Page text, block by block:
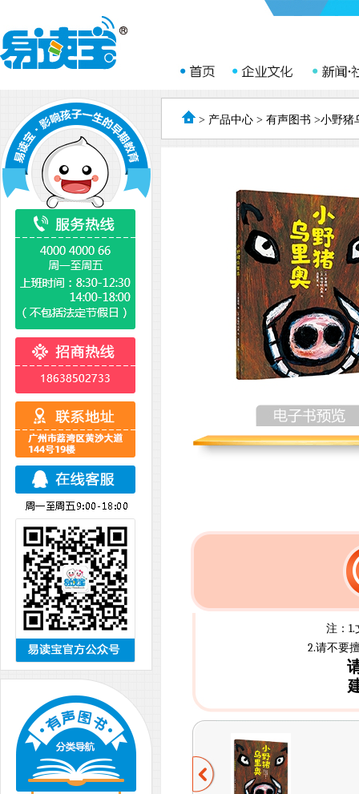
> 产品中心 > 有声图书 >小野猪
注：
2.请不要